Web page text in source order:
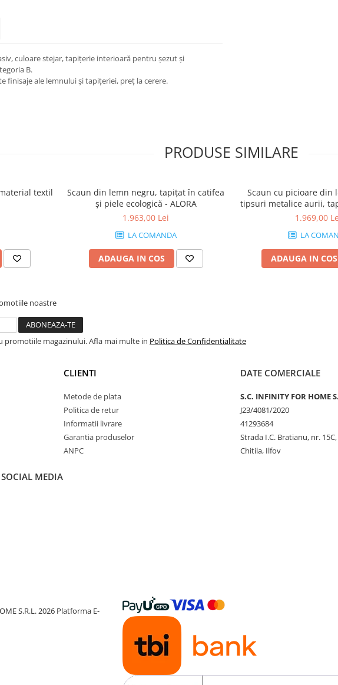
culoare stejar, tapițerie interioară pentru șezut și
B.
finisaje ale lemnului și tapițeriei, preț la cerere.
PRODUSE SIMILARE
textil
Scaun din lemn negru, tapițat în catifea
și piele ecologică - ALORA
1.963,00 Lei
LA COMANDA
ADAUGA IN COS
Scaun cu picioare din
tipsuri metalice aurii,
piele ecologică,
1.969,00
LA
ADAUGA IN COS
noastre
promotiile magazinului. Afla mai multe in Politica de Confidentialitate
CLIENTI
Metode de plata
Politica de retur
Informatii livrare
Garantia produselor
ANPC
DATE COMERCIALE
S.C. INFINITY FOR HOME
J23/4081/2020
41293684
Strada I.C. Bratianu, nr.
Chitila, Ilfov
MEDIA
S.R.L. 2026 Platforma E-